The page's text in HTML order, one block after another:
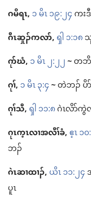
ဂမိရၤ,၁ မိၤ ၁၉:၂၄ကး​
ဂီၤ​ဆှုၣ်ကလာ်,ၡါ ၁:၁၈
ဂုာ်ဃံ,၁ မိၤ ၂:၂၂~တ​ဘိ​
ဂုၢ်,၁ မိၤ ၃:၄~တဲ​ဘၣ်​ ပိ
ဂုၢ်သီ,ၡါ ၁၁:၈ဂဲၤ​လိာ်ကွဲ​
ဂုၤက့ၤ​လၢ​အလီၢ်​ခံ,ဧ့ၤ ၁
ဘၣ်
ဂဲၤ​ဆၢထၢၣ်,ယိၤ ၁၁:၂၄
ပူၤ